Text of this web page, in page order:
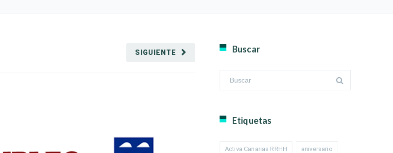
SIGUIENTE Buscar
Etiquetas
Activa Canarias RRHH aniversario